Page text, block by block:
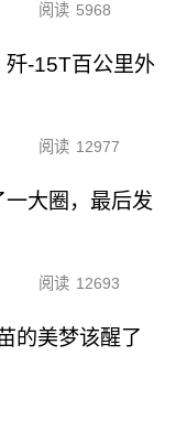
阅读 5968
歼-15T百公里外
阅读 12977
大圈，最后发
阅读 12693
的美梦该醒了